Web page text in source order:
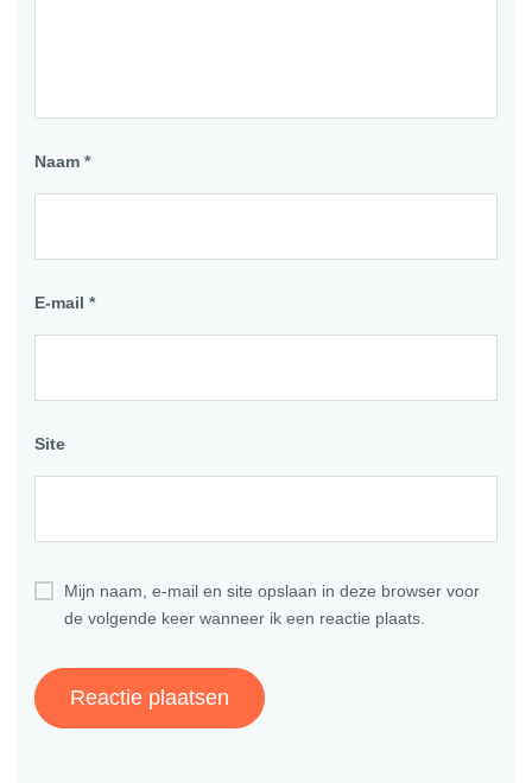
Naam *
E-mail *
Site
Mijn naam, e-mail en site opslaan in deze browser voor
de volgende keer wanneer ik een reactie plaats.